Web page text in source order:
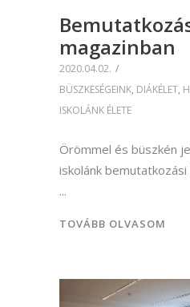
magazinban
2020.04.02.
BÜSZKESÉGEINK, DIÁKÉLET,
ISKOLÁNK ÉLETE
Örömmel és büszkén
iskolánk
TOVÁBB OLVASOM